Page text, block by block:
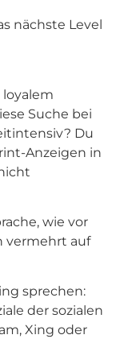
nächste Level
Suche bei
Du
Anzeigen in
wie vor
vermehrt auf
sprechen:
der sozialen
Xing oder